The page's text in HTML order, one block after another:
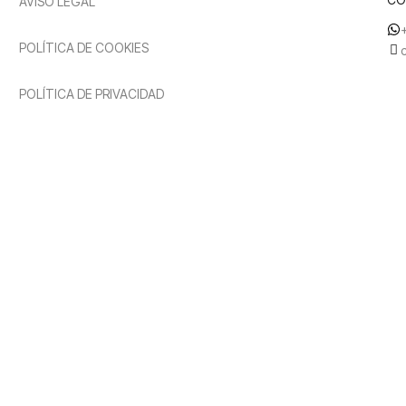
POLÍTICA DE COOKIES
POLÍTICA DE PRIVACIDAD